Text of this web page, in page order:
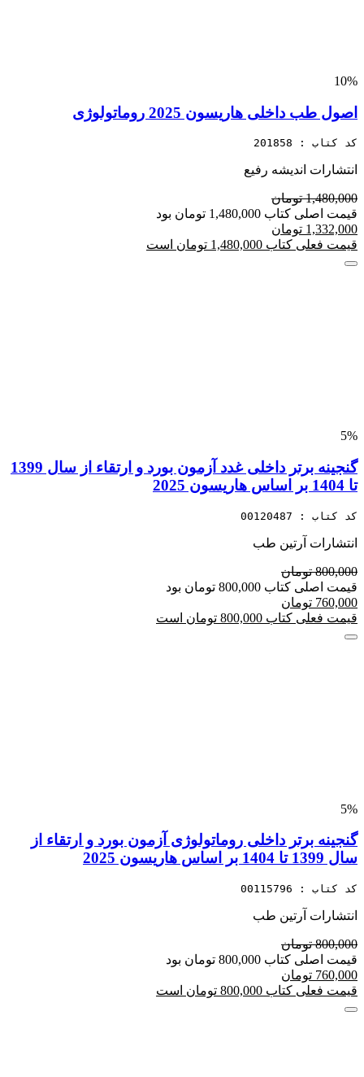
10%
اصول طب داخلی هاریسون 2025 روماتولوژی
کد کتاب : 201858
انتشارات اندیشه رفیع
1,480,000 تومان
قیمت اصلی کتاب 1,480,000 تومان بود
1,332,000 تومان
قیمت فعلی کتاب 1,480,000 تومان است
5%
گنجینه برتر داخلی غدد آزمون بورد و ارتقاء از سال 1399
تا 1404 بر اساس هاریسون 2025
کد کتاب : 00120487
انتشارات آرتین طب
800,000 تومان
قیمت اصلی کتاب 800,000 تومان بود
760,000 تومان
قیمت فعلی کتاب 800,000 تومان است
5%
گنجینه برتر داخلی روماتولوژی آزمون بورد و ارتقاء از
سال 1399 تا 1404 بر اساس هاریسون 2025
کد کتاب : 00115796
انتشارات آرتین طب
800,000 تومان
قیمت اصلی کتاب 800,000 تومان بود
760,000 تومان
قیمت فعلی کتاب 800,000 تومان است